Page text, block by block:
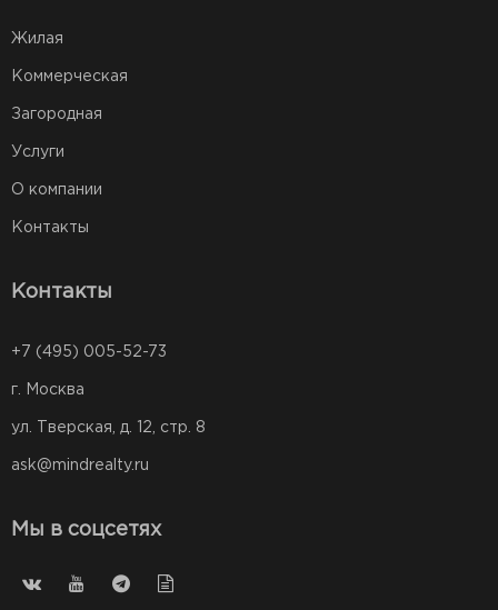
Жилая
Коммерческая
Загородная
Услуги
О компании
Контакты
Контакты
+7 (495) 005-52-73
г. Москва
ул. Тверская, д. 12, стр. 8
ask@mindrealty.ru
Мы в соцсетях